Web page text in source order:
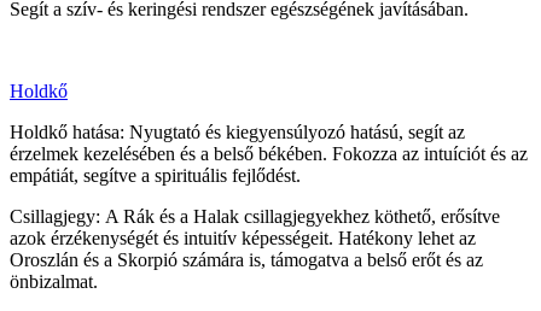
Segít a szív- és keringési rendszer egészségének javításában.
Holdkő
Holdkő hatása: Nyugtató és kiegyensúlyozó hatású, segít az
érzelmek kezelésében és a belső békében. Fokozza az intuíciót és az
empátiát, segítve a spirituális fejlődést.
Csillagjegy: A Rák és a Halak csillagjegyekhez köthető, erősítve
azok érzékenységét és intuitív képességeit. Hatékony lehet az
Oroszlán és a Skorpió számára is, támogatva a belső erőt és az
önbizalmat.